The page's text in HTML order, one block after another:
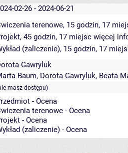
02-26 - 2024-06-21
terenowe, 15 godzin, 17
45 godzin, 17 miejsc więcej
(zaliczenie), 15 godzin, 17
Gawryluk
Baum, Dorota Gawryluk, Beata
masz dostępu)
- Ocena
terenowe - Ocena
- Ocena
(zaliczenie) - Ocena